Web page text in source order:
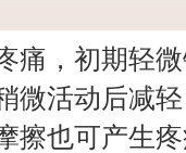
痛，初期轻
微活动后减
擦也可产生